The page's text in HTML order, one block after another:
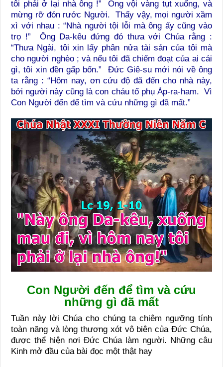
tôi phải ở lại nhà ông !” Ông vội vàng tụt xuống, và
mừng rỡ đón rước Người. Thấy vậy, mọi người xầm
xì với nhau : “Nhà người tội lỗi mà ông ấy cũng vào
trọ !” Ông Da-kêu đứng đó thưa với Chúa rằng :
“Thưa Ngài, tôi xin lấy phân nửa tài sản của tôi mà
cho người nghèo ; và nếu tôi đã chiếm đoạt của ai cái
gì, tôi xin đền gấp bốn.” Đức Giê-su mới nói về ông
ta rằng : “Hôm nay, ơn cứu độ đã đến cho nhà này,
bởi người này cũng là con cháu tổ phụ Áp-ra-ham. Vì
Con Người đến để tìm và cứu những gì đã mất.”
Con Người đến để tìm và cứu
những gì đã mất
Tuần này lời Chúa cho chúng ta chiêm ngưỡng tính
toàn năng và lòng thương xót vô biên của Đức Chúa,
được thể hiện nơi Đức Chúa làm người. Những câu
Kinh mở đầu của bài đọc một thật hay